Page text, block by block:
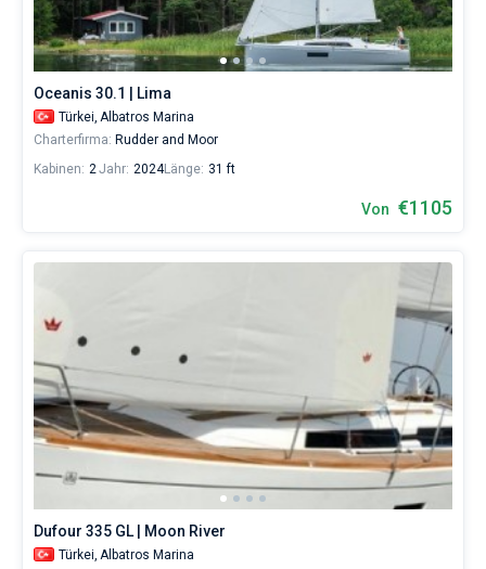
Oceanis 30.1 | Lima
Türkei, Albatros Marina
Charterfirma: Rudder and Moor
Kabinen: 2Jahr: 2024Länge: 31 ft
Von €1105
Dufour 335 GL | Moon River
Türkei, Albatros Marina